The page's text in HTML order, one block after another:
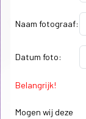
Naam fotograaf:
Datum foto:
Belangrijk!
Mogen wij deze